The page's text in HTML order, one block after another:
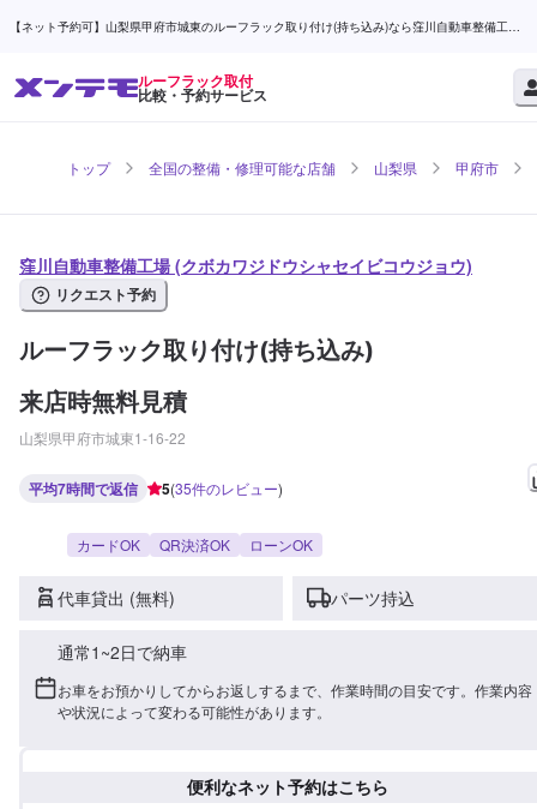
【ネット予約可】山梨県甲府市城東のルーフラック取り付け(持ち込み)なら窪川自動車整備工場 |
ルーフラック取付
比較・予約サービス
トップ 全国の整備・修理可能な店舗 山梨県 甲府市
窪川自動車整備工場 (クボカワジドウシャセイビコウジョウ)
リクエスト予約
ルーフラック取り付け(持ち込み)
来店時無料見積
山梨県甲府市城東1-16-22
平均7時間で返信 5(35件のレビュー)
カードOK QR決済OK ローンOK
代車貸出 (無料) パーツ持込
通常1~2日で納車
お車をお預かりしてからお返しするまで、作業時間の目安です。作業内容
や状況によって変わる可能性があります。
便利なネット予約はこちら